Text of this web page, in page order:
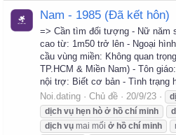
Nam - 1985 (Đã kết hôn)
=> Cần tìm đối tượng - Nữ năm
cao từ: 1m50 trở lên - Ngoại
cầu vùng miền: Không quan
TP.HCM & Miền Nam) - Tôn
nội trợ: Biết cơ bản - Tình trạng
Noi.dating
Chủ đề 20/9/23
dịch vụ hẹn hò ở hồ chí minh
dịch vụ mai mối ở hồ chí minh